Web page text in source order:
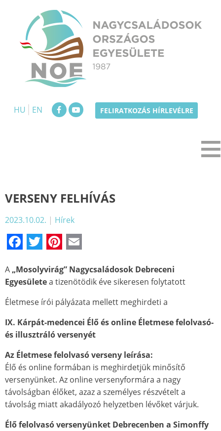
content
HU
EN FELIRATKOZÁS HÍRLEVÉLRE
VERSENY FELHÍVÁS
2023.10.02. | Hírek
Facebook
TwitterPinterest
A „Mosolyvirág” Nagycsaládosok Debreceni
Egyesületea tizenötödik éve sikeresen folytatott
Életmese írói pályázata mellett meghirdeti a
IX. Kárpát-medencei Élő és online Életmese felolvasó-
és illusztráló versenyét
Az Életmese felolvasó verseny leírása:
Élő és online formában is meghirdetjük minősítő
versenyünket. Az online versenyformára a nagy
távolságban élőket, azaz a személyes részvételt a
távolság miatt akadályozó helyzetben lévőket várjuk.
Élő felolvasó versenyünket Debrecenben a Simonffy